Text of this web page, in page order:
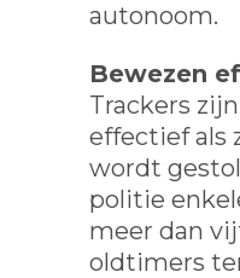
autonoom.
Bewezen
Trackers
effectief als
wordt
politie
meer dan
oldtimers